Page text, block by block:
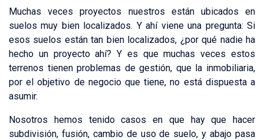
Muchas veces proyectos nuestros están ubicados en
suelos muy bien localizados. Y ahí viene una pregunta: Si
esos suelos están tan bien localizados, ¿por qué nadie ha
hecho un proyecto ahí? Y es que muchas veces estos
terrenos tienen problemas de gestión, que la inmobiliaria,
por el objetivo de negocio que tiene, no está dispuesta a
asumir.
Nosotros hemos tenido casos en que hay que hacer
subdivisión, fusión, cambio de uso de suelo, y abajo pasa